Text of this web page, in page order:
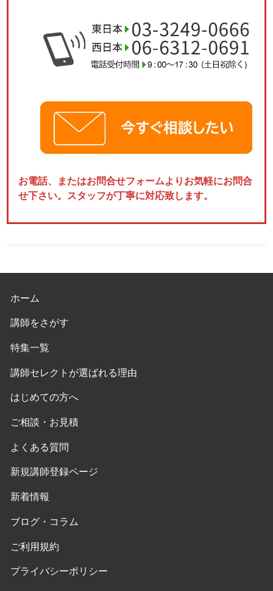
お電話、またはお問合せフォームよりお気軽にお問合
せ下さい。スタッフが丁寧に対応致します。
ホーム
講師をさがす
特集一覧
講師セレクトが選ばれる理由
はじめての方へ
ご相談・お見積
よくある質問
新規講師登録ページ
新着情報
ブログ・コラム
ご利用規約
プライバシーポリシー